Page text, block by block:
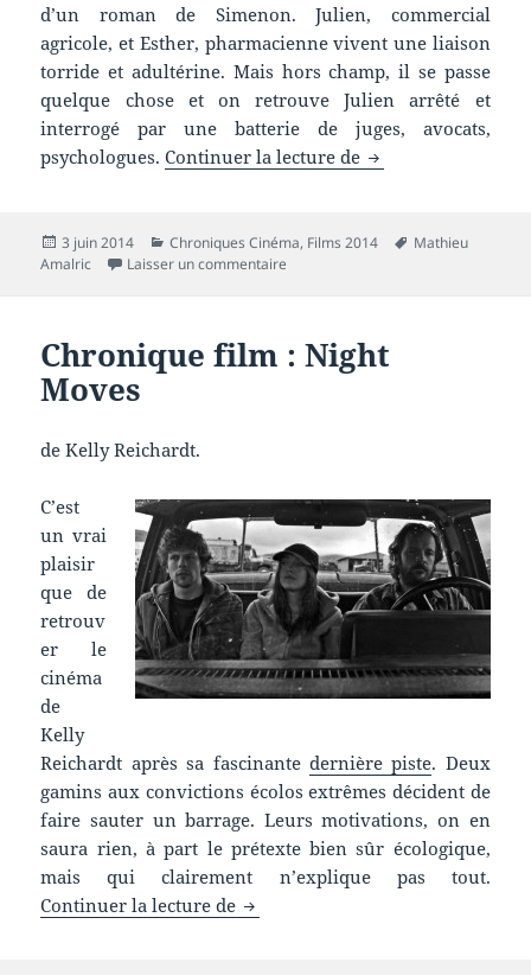
d’un roman de Simenon. Julien, commercial
agricole, et Esther, pharmacienne vivent une liaison
torride et adultérine. Mais hors champ, il se passe
quelque chose et on retrouve Julien arrêté et
interrogé par une batterie de juges, avocats,
psychologues.Continuer la lecture de Chronique film :
Publié
le
3 juin 2014 Catégories
Chroniques Cinéma, Films 2014
Mots-
Mathieu
Amalric
Laisser un commentaire
Chronique film : Night
Moves
de Kelly Reichardt.
C’est
un vrai
plaisir
que de
retrouv
er le
cinéma
de
Kelly
Reichardt après sa fascinante dernière piste. Deux
gamins aux convictions écolos extrêmes décident de
faire sauter un barrage. Leurs motivations, on en
saura rien, à part le prétexte bien sûr écologique,
mais qui clairement n’explique pas tout.
Continuer la lecture de Chronique film : Night Moves